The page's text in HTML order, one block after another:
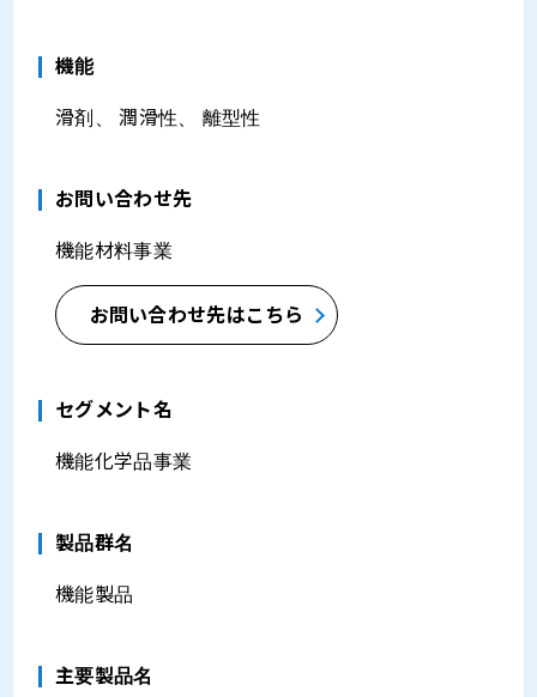
機能
滑剤、 潤滑性、 離型性
お問い合わせ先
機能材料事業
お問い合わせ先はこちら
セグメント名
機能化学品事業
製品群名
機能製品
主要製品名